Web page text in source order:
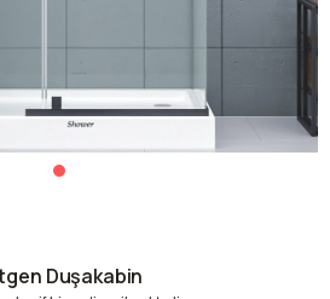
Duşakabin